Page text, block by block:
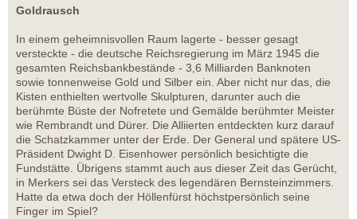
Goldrausch
In einem geheimnisvollen Raum lagerte - besser gesagt
versteckte - die deutsche Reichsregierung im März 1945 die
gesamten Reichsbankbestände - 3,6 Milliarden Banknoten
sowie tonnenweise Gold und Silber ein. Aber nicht nur das, die
Kisten enthielten wertvolle Skulpturen, darunter auch die
berühmte Büste der Nofretete und Gemälde berühmter Meister
wie Rembrandt und Dürer. Die Alliierten entdeckten kurz darauf
die Schatzkammer unter der Erde. Der General und spätere US-
Präsident Dwight D. Eisenhower persönlich besichtigte die
Fundstätte. Übrigens stammt auch aus dieser Zeit das Gerücht,
in Merkers sei das Versteck des legendären Bernsteinzimmers.
Hatte da etwa doch der Höllenfürst höchstpersönlich seine
Finger im Spiel?